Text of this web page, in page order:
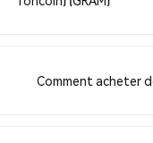
Comment acheter